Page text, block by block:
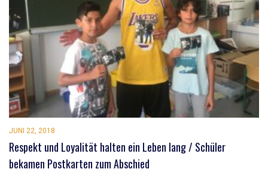
JUNI 22, 2018
Respekt und Loyalität halten ein Leben lang / Schüler
bekamen Postkarten zum Abschied